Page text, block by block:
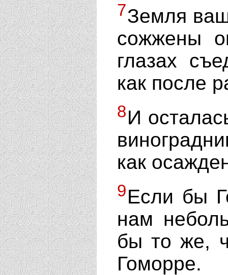
7Земля
сожжены
глазах
как после
8И
как
9Если бы
нам
бы то же,
Гоморре.